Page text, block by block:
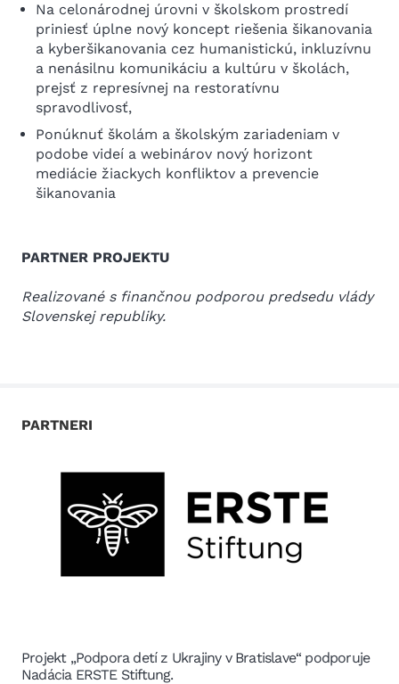
Na celonárodnej úrovni v školskom prostredí
priniesť úplne nový koncept riešenia šikanovania
a kyberšikanovania cez humanistickú, inkluzívnu
a nenásilnu komunikáciu a kultúru v školách,
prejsť z represívnej na restoratívnu
spravodlivosť,
Ponúknuť školám a školským zariadeniam v
podobe videí a webinárov nový horizont
mediácie žiackych konfliktov a prevencie
šikanovania
PARTNER PROJEKTU
Realizované s finančnou podporou predsedu vlády
Slovenskej republiky.
PARTNERI
Projekt „Podpora detí z Ukrajiny v Bratislave“ podporuje
Nadácia ERSTE Stiftung.